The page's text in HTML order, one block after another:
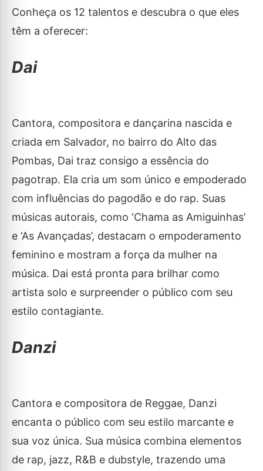
Conheça os 12 talentos e descubra o que eles
têm a oferecer:
Dai
Cantora, compositora e dançarina nascida e
criada em Salvador, no bairro do Alto das
Pombas, Dai traz consigo a essência do
pagotrap. Ela cria um som único e empoderado
com influências do pagodão e do rap. Suas
músicas autorais, como ‘Chama as Amiguinhas’
e ‘As Avançadas’, destacam o empoderamento
feminino e mostram a força da mulher na
música. Dai está pronta para brilhar como
artista solo e surpreender o público com seu
estilo contagiante.
Danzi
Cantora e compositora de Reggae, Danzi
encanta o público com seu estilo marcante e
sua voz única. Sua música combina elementos
de rap, jazz, R&B e dubstyle, trazendo uma